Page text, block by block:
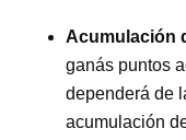
Acumulación
ganás puntos
dependerá de
acumulación